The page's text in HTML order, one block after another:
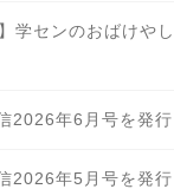
学センのおばけや
2026年6月号を発行
2026年5月号を発行